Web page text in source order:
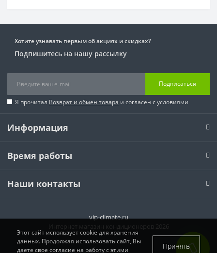
Хотите узнавать первым об акциях и скидках?
Подпишитесь на нашу рассылку
Подписаться
Я прочитал Возврат и обмен товара и согласен с условиями
Информация
Время работы
Наши контакты
vip-climate.ru
Интернет магазин кондиционеров 2026
Этот сайт использует cookie для хранения
данных. Продолжая использовать сайт, Вы
даете свое согласие на работу с этими
Принять